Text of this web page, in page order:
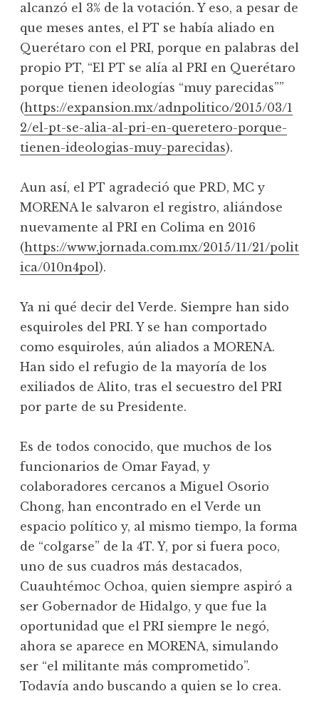
alcanzó el 3% de la votación. Y eso, a pesar de
que meses antes, el PT se había aliado en
Querétaro con el PRI, porque en palabras del
propio PT, “El PT se alía al PRI en Querétaro
porque tienen ideologías “muy parecidas””
(https://expansion.mx/adnpolitico/2015/03/1
2/el-pt-se-alia-al-pri-en-queretero-porque-
tienen-ideologias-muy-parecidas).
Aun así, el PT agradeció que PRD, MC y
MORENA le salvaron el registro, aliándose
nuevamente al PRI en Colima en 2016
(https://www.jornada.com.mx/2015/11/21/polit
ica/010n4pol).
Ya ni qué decir del Verde. Siempre han sido
esquiroles del PRI. Y se han comportado
como esquiroles, aún aliados a MORENA.
Han sido el refugio de la mayoría de los
exiliados de Alito, tras el secuestro del PRI
por parte de su Presidente.
Es de todos conocido, que muchos de los
funcionarios de Omar Fayad, y
colaboradores cercanos a Miguel Osorio
Chong, han encontrado en el Verde un
espacio político y, al mismo tiempo, la forma
de “colgarse” de la 4T. Y, por si fuera poco,
uno de sus cuadros más destacados,
Cuauhtémoc Ochoa, quien siempre aspiró a
ser Gobernador de Hidalgo, y que fue la
oportunidad que el PRI siempre le negó,
ahora se aparece en MORENA, simulando
ser “el militante más comprometido”.
Todavía ando buscando a quien se lo crea.